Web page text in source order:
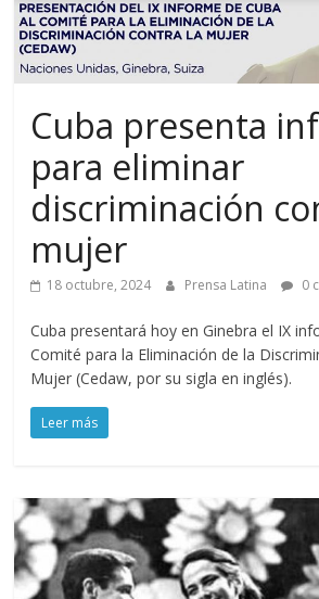
Cuba presenta
para eliminar
discriminación
mujer
18 octubre, 2024 Prensa Latina 0
Cuba presentará hoy en Ginebra el IX
Comité para la Eliminación de la
Mujer (Cedaw, por su sigla en inglés).
Leer más